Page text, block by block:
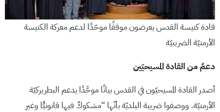
قادة كنيسة القدس يعرضون موقفًا موحّدًا لدعم معركة الكنيسة
الأرمنيّة الضريبيّة
دعمٌ من القادة المسيحيّين
أصدر القادة المسيحيّون في القدس بيانًا موحَّدًا يدعم البطريركيّة
الأرمنيّة. ووصفوا ضريبة البلديّة بأنّها “مشكوكٌ فيها قانونيًّا وغير